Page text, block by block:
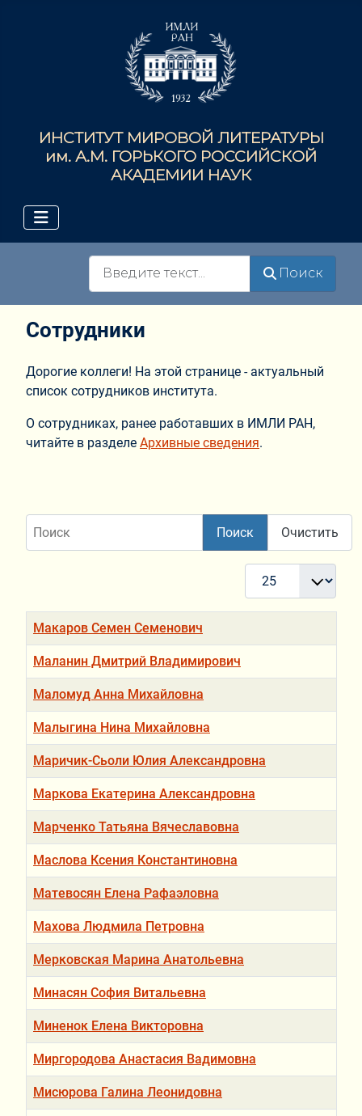
ИНСТИТУТ МИРОВОЙ ЛИТЕРАТУРЫ
им. А.М. ГОРЬКОГО РОССИЙСКОЙ
АКАДЕМИИ НАУК
Поиск
Сотрудники
Дорогие коллеги! На этой странице - актуальный
список сотрудников института.
О сотрудниках, ранее работавших в ИМЛИ РАН,
читайте в разделе Архивные сведения.
Поиск Очистить
Кол-во строк:
Заголовок
Макаров Семен Семенович
Маланин Дмитрий Владимирович
Маломуд Анна Михайловна
Малыгина Нина Михайловна
Маричик-Сьоли Юлия Александровна
Маркова Екатерина Александровна
Марченко Татьяна Вячеславовна
Маслова Ксения Константиновна
Матевосян Елена Рафаэловна
Махова Людмила Петровна
Мерковская Марина Анатольевна
Минасян София Витальевна
Миненок Елена Викторовна
Миргородова Анастасия Вадимовна
Мисюрова Галина Леонидовна